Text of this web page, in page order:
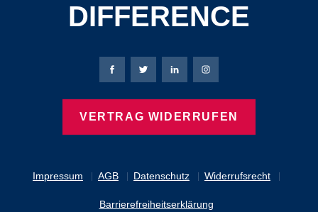
DIFFERENCE
Impressum AGB Datenschutz Widerrufsrecht
Barrierefreiheitserklärung
Bierbaum-Proenen Facebook-Seite
Bierbaum-Proenen Twitter Seite
Bierbaum-Proenen LinkedIn
Bierbaum-Proenen
VERTRAG WIDERRUFEN